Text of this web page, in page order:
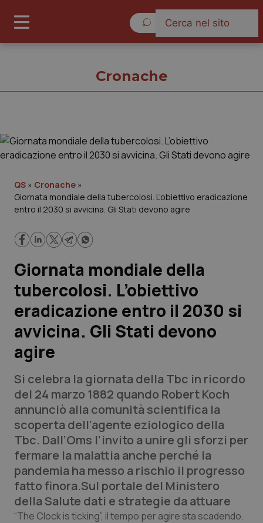
Governo e Parlamento
Regioni e Asl
Lavoro e Professioni
Scienza e Farmaci
Studi e Analisi
Lettere al direttore
Edizioni Regionali
QS Pro
Professionisti Sanitari.AI
Abruzzo
Basilicata
QS Pro Gold
Artrite & artrosi
QS Club Newsletter
Cronache
QS » Cronache »
Giornata mondiale della tubercolosi. L’obiettivo eradicazione
entro il 2030 si avvicina. Gli Stati devono agire
Giornata mondiale della
tubercolosi. L’obiettivo
eradicazione entro il 2030 si
avvicina. Gli Stati devono
agire
Si celebra la giornata della Tbc in ricordo
del 24 marzo 1882 quando Robert Koch
annunciò alla comunità scientifica la
scoperta dell’agente eziologico della
Tbc. Dall’Oms l’invito a unire gli sforzi per
fermare la malattia anche perché la
pandemia ha messo a rischio il progresso
fatto finora.Sul portale del Ministero
della Salute dati e strategie da attuare
“The Clock is ticking”, il tempo per agire sta scadendo.